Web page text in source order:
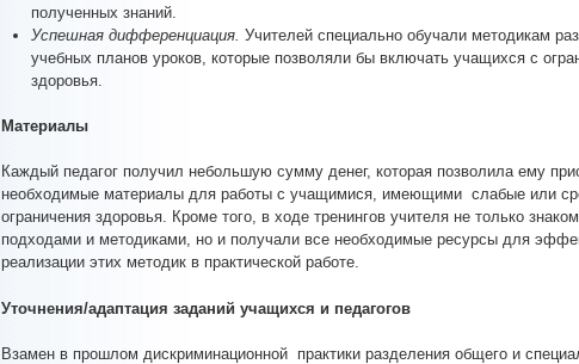
полученных знаний.
Успешная дифференциация. Учителей специально обучали методикам
учебных планов уроков, которые позволяли бы включать учащихся с
здоровья.
Материалы
Каждый педагог получил небольшую сумму денег, которая позволила ему
необходимые материалы для работы с учащимися, имеющими слабые или
ограничения здоровья. Кроме того, в ходе тренингов учителя не только
подходами и методиками, но и получали все необходимые ресурсы для
реализации этих методик в практической работе.
Уточнения/адаптация заданий учащихся и педагогов
Взамен в прошлом дискриминационной практики разделения общего и